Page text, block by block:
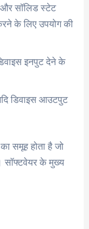
और सॉलिड स्टेट
के लिए उपयोग की
इनपुट देने के
डिवाइस आउटपुट
समूह होता है जो
सॉफ्टवेयर के मुख्य